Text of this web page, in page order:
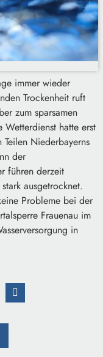
immer wieder
Trockenheit ruft
zum sparsamen
Wetterdienst hatte erst
Niederbayerns
der
führen derzeit
ausgetrocknet.
Probleme bei der
Frauenau im
in